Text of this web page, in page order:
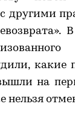
другими
какие
на
нельзя